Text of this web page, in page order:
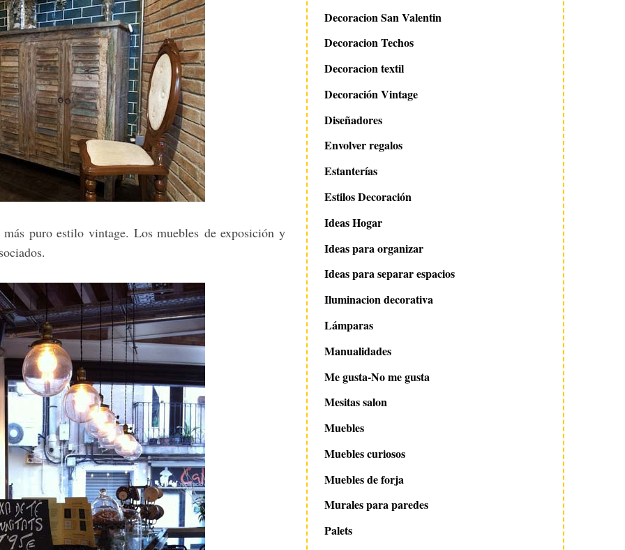
puro estilo vintage. Los muebles de exposición y
Decoracion San Valentin
Decoracion Techos
Decoracion textil
Decoración Vintage
Diseñadores
Envolver regalos
Estanterías
Estilos Decoración
Ideas Hogar
Ideas para organizar
Ideas para separar espacios
Iluminacion decorativa
Lámparas
Manualidades
Me gusta-No me gusta
Mesitas salon
Muebles
Muebles curiosos
Muebles de forja
Murales para paredes
Palets